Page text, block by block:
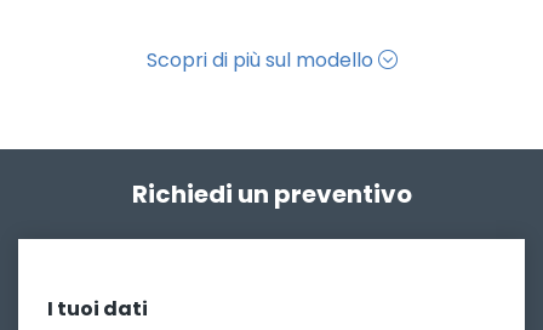
Scopri di più sul modello
Richiedi un preventivo
I tuoi dati